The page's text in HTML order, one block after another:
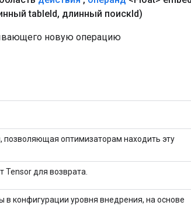
tableId, длинный поискId)
новую операцию
оптимизаторам находить эту
Tensor для возврата.
в конфигурации уровня внедрения, на основе